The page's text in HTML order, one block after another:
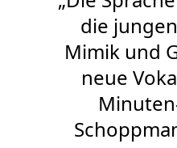
die
Mimik und
neue